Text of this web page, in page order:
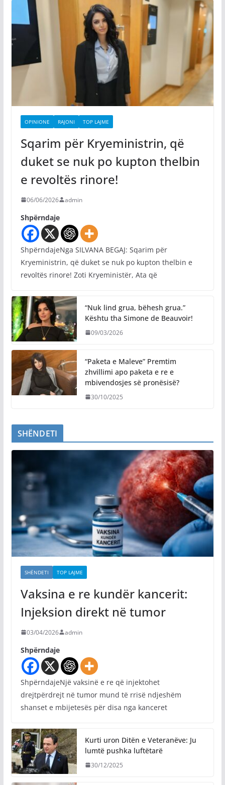
OPINIONE RAJONI TOP LAJME
Sqarim për Kryeministrin, që
duket se nuk po kupton thelbin
e revoltës rinore!
06/06/2026 admin
Shpërndaje
ShpërndajeNga SILVANA BEGAJ: Sqarim për
Kryeministrin, që duket se nuk po kupton thelbin e
revoltës rinore! Zoti Kryeministër, Ata që
“Nuk lind grua, bëhesh grua.”
Kështu tha Simone de Beauvoir!
09/03/2026
“Paketa e Maleve” Premtim
zhvillimi apo paketa e re e
mbivendosjes së pronësisë?
30/10/2025
SHËNDETI
SHËNDETI TOP LAJME
Vaksina e re kundër kancerit:
Injeksion direkt në tumor
03/04/2026 admin
Shpërndaje
ShpërndajeNjë vaksinë e re që injektohet
drejtpërdrejt në tumor mund të rrisë ndjeshëm
shanset e mbijetesës për disa nga kanceret
Kurti uron Ditën e Veteranëve: Ju
lumtë pushka luftëtarë
30/12/2025